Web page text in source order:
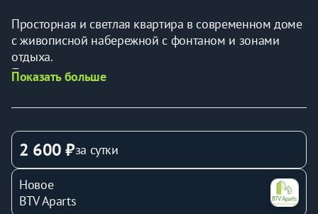
Просторная и светлая квартира в современном доме
с живописной набережной с фонтаном и зонами
отдыха.
Преимущества расположения:
районе уктус, в шаговой доступности магазины,
- Рядом: аквапарк "лимпопо", океанариум, термы
"баден-баден", гора уктус.
- В доме магазины "пятерочка", "жизньмарт", рядом
пекарня с горячей выпечкой, аптека, пункты выдачи
заказов, лаундж бар, барбершоп, студия маникюра.
Показать больше
2 600 ₽за сутки
Новое
BTV Aparts